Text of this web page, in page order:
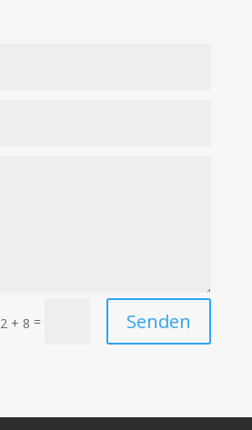
2 + 8 = Senden